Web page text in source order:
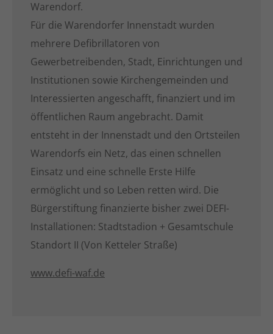
Warendorf.
Für die Warendorfer Innenstadt wurden
mehrere Defibrillatoren von
Gewerbetreibenden, Stadt, Einrichtungen und
Institutionen sowie Kirchengemeinden und
Interessierten angeschafft, finanziert und im
öffentlichen Raum angebracht. Damit
entsteht in der Innenstadt und den Ortsteilen
Warendorfs ein Netz, das einen schnellen
Einsatz und eine schnelle Erste Hilfe
ermöglicht und so Leben retten wird. Die
Bürgerstiftung finanzierte bisher zwei DEFI-
Installationen: Stadtstadion + Gesamtschule
Standort II (Von Ketteler Straße)
www.defi-waf.de